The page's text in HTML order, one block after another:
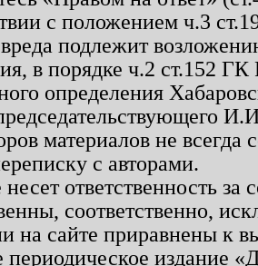
с положением ч.3
подлежит
в порядке ч.2 ст.152
определения
материалов не
с авторами.
ответственность
соответственно,
на сайте приравнены к
периодическое издание